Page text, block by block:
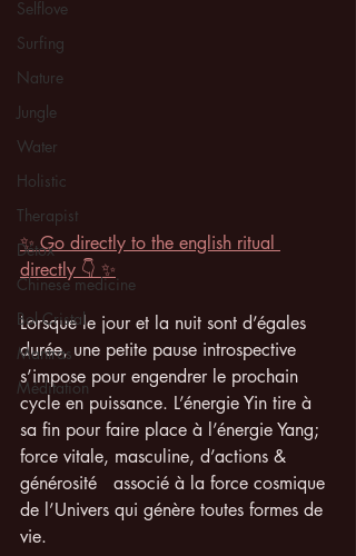
Selflove
Surfing
Nature
Jungle
Water
Holistic
Therapist
Détox
Chinese medicine
Bol Cristal
Mantras
Méditation
✨ Go directly to the english ritual
directly 👇 ✨
Lorsque le jour et la nuit sont d’égales
durée, une petite pause introspective
s’impose pour engendrer le prochain
cycle en puissance. L’énergie Yin tire à
sa fin pour faire place à l’énergie Yang;
force vitale, masculine, d’actions &
générosité   associé à la force cosmique
de l’Univers qui génère toutes formes de
vie.